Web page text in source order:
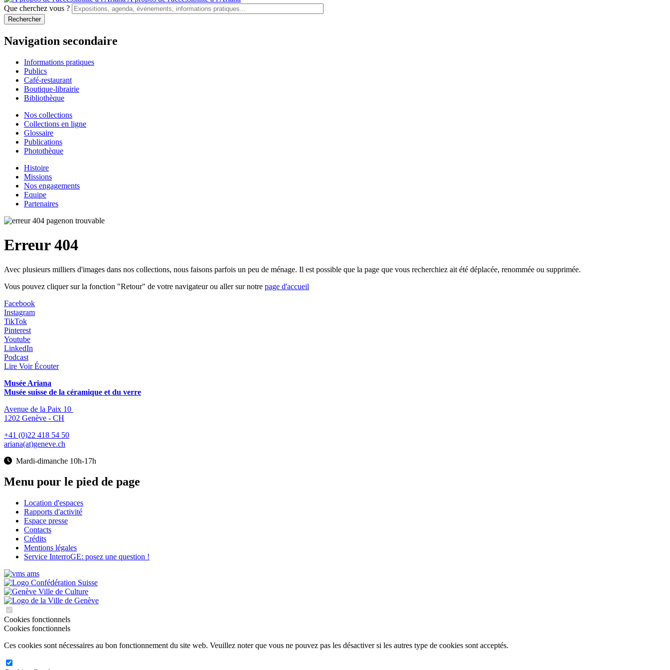
Que cherchez vous ?
Navigation secondaire
Informations pratiques
Publics
Café-restaurant
Boutique-librairie
Bibliothèque
Nos collections
Collections en ligne
Glossaire
Publications
Photothèque
Histoire
Missions
Nos engagements
Equipe
Partenaires
Erreur 404
Avec plusieurs milliers d'images dans nos collections, nous faisons parfois un peu de ménage. Il est possible que la page que vous recherchiez ait été déplacée, renommée ou supprimée.
Vous pouvez cliquer sur la fonction "Retour" de votre navigateur ou aller sur notre page d'accueil
Facebook
Instagram
TikTok
Pinterest
Youtube
LinkedIn
Podcast
Lire Voir Écouter
Musée Ariana
Musée suisse de la céramique et du verre
Avenue de la Paix 10
1202 Genève - CH
+41 (0)22 418 54 50
ariana(at)geneve.ch
Mardi-dimanche 10h-17h
Menu pour le pied de page
Location d'espaces
Rapports d'activité
Espace presse
Contacts
Crédits
Mentions légales
Service InterroGE: posez une question !
Cookies fonctionnels
Cookies fonctionnels
Ces cookies sont nécessaires au bon fonctionnement du site web. Veuillez noter que vous ne pouvez pas les désactiver si les autres type de cookies sont acceptés.